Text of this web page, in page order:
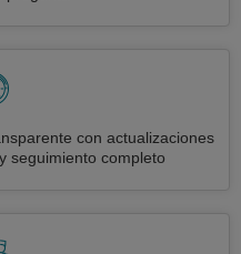
con actualizaciones
seguimiento completo